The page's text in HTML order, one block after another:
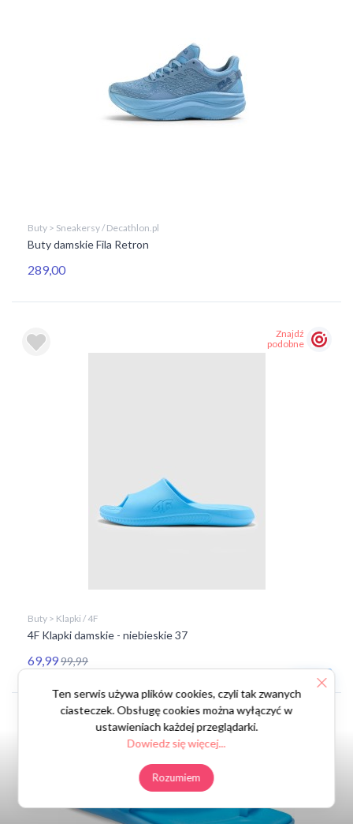
Buty > Sneakersy / Decathlon.pl
Buty damskie Fila Retron
289,00
Okazja
Znajdź
podobne
Buty > Klapki / 4F
4F Klapki damskie - niebieskie 37
69,9999,99
Ten serwis używa plików cookies, czyli tak zwanych
ciasteczek. Obsługę cookies można wyłączyć w
ustawieniach każdej przeglądarki.
Dowiedz się więcej...
Rozumiem